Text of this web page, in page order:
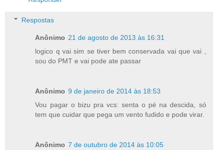
Respostas
Anônimo 21 de agosto de 2013 às 16:31
logico q vai sim se tiver bem conservada vai que vai ,
sou do PMT e vai pode ate passar
Anônimo 9 de janeiro de 2014 às 18:53
Vou pagar o bizu pra vcs: senta o pé na descida, só
tem que cuidar que pega um vento fudido e pode virar.
Anônimo 7 de outubro de 2014 às 10:05